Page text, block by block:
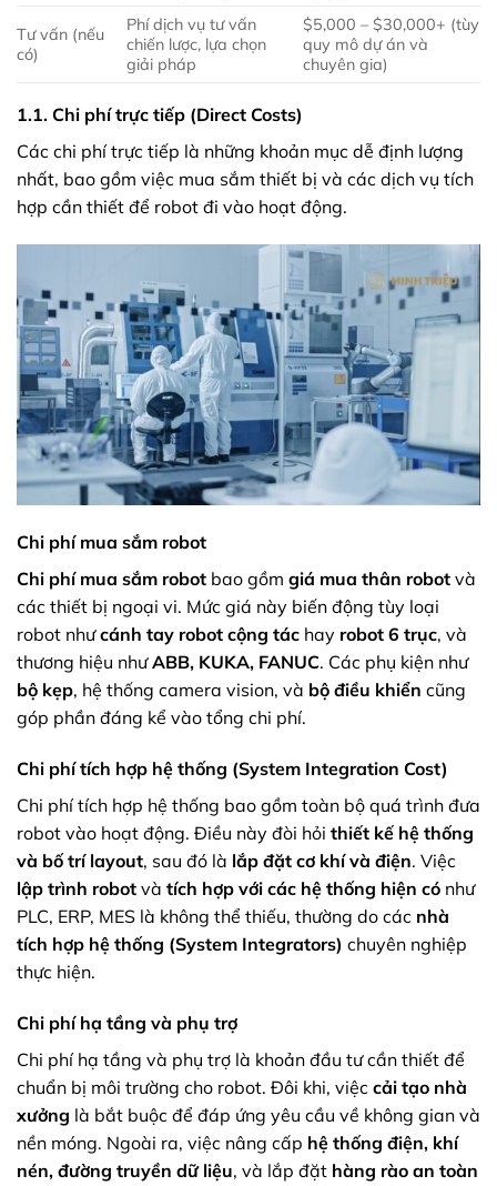
Tư vấn (nếu
có)
Phí dịch vụ tư vấn
chiến lược, lựa chọn
giải pháp
$5,000 – $30,000+ (tùy
quy mô dự án và
chuyên gia)
1.1. Chi phí trực tiếp (Direct Costs)
Các chi phí trực tiếp là những khoản mục dễ định lượng
nhất, bao gồm việc mua sắm thiết bị và các dịch vụ tích
hợp cần thiết để robot đi vào hoạt động.
Chi phí mua sắm robot
Chi phí mua sắm robot bao gồm giá mua thân robot và
các thiết bị ngoại vi. Mức giá này biến động tùy loại
robot nhưcánh tay robot cộng tác hay robot 6 trục, và
thương hiệu nhưABB, KUKA, FANUC. Các phụ kiện như
bộ kẹp, hệ thống camera vision, và bộ điều khiển cũng
góp phần đáng kể vào tổng chi phí.
Chi phí tích hợp hệ thống (System Integration Cost)
Chi phí tích hợp hệ thống bao gồm toàn bộ quá trình đưa
robot vào hoạt động. Điều này đòi hỏi thiết kế hệ thống
và bố trí layout, sau đó là lắp đặt cơ khí và điện. Việc
lập trình robot và tích hợp với các hệ thống hiện có như
PLC, ERP, MES là không thể thiếu, thường do các nhà
tích hợp hệ thống (System Integrators) chuyên nghiệp
thực hiện.
Chi phí hạ tầng và phụ trợ
Chi phí hạ tầng và phụ trợ là khoản đầu tư cần thiết để
chuẩn bị môi trường cho robot. Đôi khi, việc cải tạo nhà
xưởng là bắt buộc để đáp ứng yêu cầu về không gian và
nền móng. Ngoài ra, việc nâng cấp hệ thống điện, khí
nén, đường truyền dữ liệu, và lắp đặt hàng rào an toàn